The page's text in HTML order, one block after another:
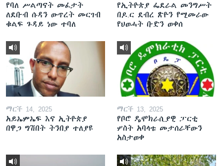
የባለ ሥልጣናት መፈታት
ለደቡብ ሱዳን ውጥረት መርገብ
ቁልፍ ጉዳይ ነው ተባለ
የኢትዮጵያ ፌደራል መንግሥት
በዶ.ር ደብረ ጽዮን የሚመራው
የህወሓት ቡድን ወቀሰ
ማርች 14, 2025
አይኤምኤፍ እና ኢትዮጵያ
በዋጋ ግሽበት ትንበያ ተለያዩ
ማርች 13, 2025
የቦሮ ዴሞክራሲያዊ ፓርቲ
ሦስት አባላቱ መታሰራቸውን
አስታወቀ